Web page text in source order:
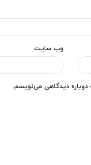
وب‌ سایت
دوباره دیدگاهی می‌نویسم.